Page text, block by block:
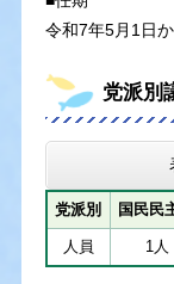
令和7年5月1日
党派別
党派別 国民民
人員 1人